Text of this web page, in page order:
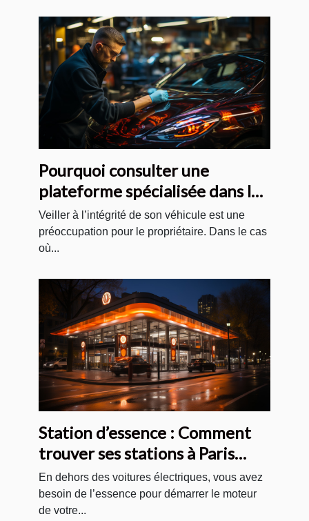
Pourquoi consulter une
plateforme spécialisée dans le
vitrage de véhicules ?
Veiller à l’intégrité de son véhicule est une
préoccupation pour le propriétaire. Dans le cas
où...
Station d’essence : Comment
trouver ses stations à Paris
pour votre voiture ?
En dehors des voitures électriques, vous avez
besoin de l’essence pour démarrer le moteur
de votre...